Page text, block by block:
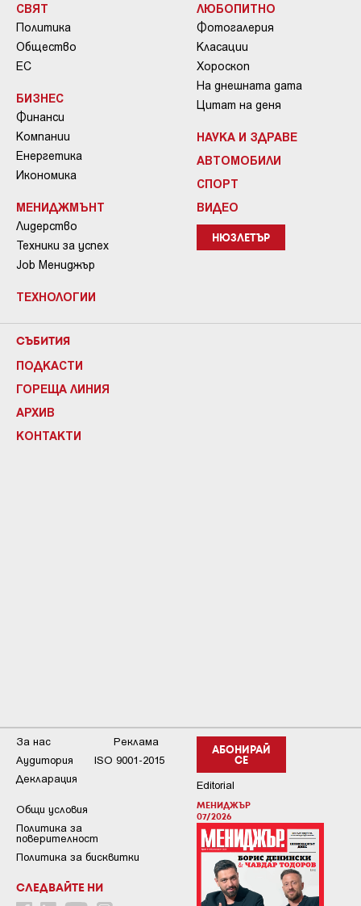
СВЯТ
Политика
Общество
ЕС
БИЗНЕС
Финанси
Компании
Енергетика
Икономика
МЕНИДЖМЪНТ
Лидерство
Техники за успех
Job Мениджър
ТЕХНОЛОГИИ
ЛЮБОПИТНО
Фотогалерия
Класации
Хороскоп
На днешната дата
Цитат на деня
НАУКА И ЗДРАВЕ
АВТОМОБИЛИ
СПОРТ
ВИДЕО
НЮЗЛЕТЪР
СЪБИТИЯ
ПОДКАСТИ
ГОРЕЩА ЛИНИЯ
АРХИВ
КОНТАКТИ
АБОНИРАЙ
СЕ
Editorial
МЕНИДЖЪР
07/2026
За нас
Реклама
Аудитория
ISO 9001-2015
Декларация
Общи условия
Пoлитикa зa
пoвepитeлнocт
Политика за бисквитки
СЛЕДВАЙТЕ НИ